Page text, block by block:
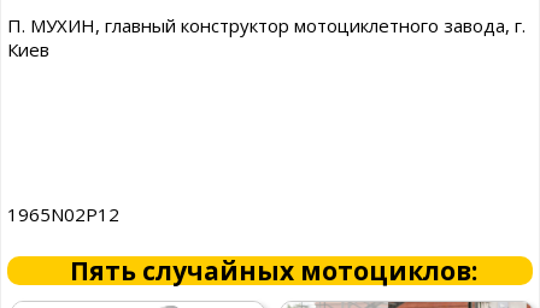
П. МУХИН, главный конструктор мотоциклетного завода, г.
Киев
1965N02P12
Пять случайных мотоциклов: